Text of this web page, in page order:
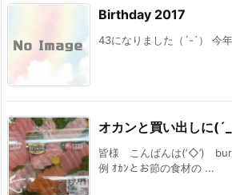
Birthday 2017
43になりました（´-`） 今年
オカンと買い出しに
皆様 こんばんは(‘◇’)ゞ
例 ｵｶﾝとお節の食材の ...